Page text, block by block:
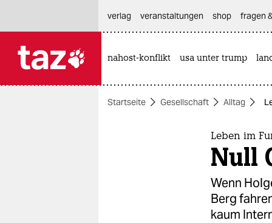
themen
verlag
veranstaltungen shop fragen
nahost-konflikt usa unter trump
Startseite Gesellschaft Alltag
Leben im
Null
Wenn
Berg
kaum